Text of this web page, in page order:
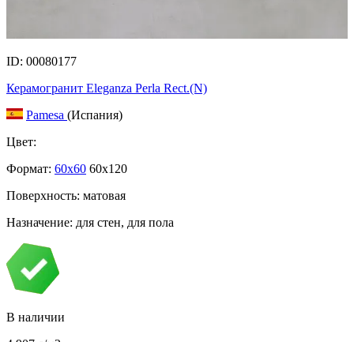
ID: 00080177
Керамогранит Eleganza Perla Rect.(N)
Pamesa (Испания)
Цвет:
Формат: 60x60 60x120
Поверхность: матовая
Назначение: для стен, для пола
В наличии